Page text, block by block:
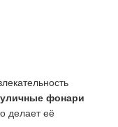
уличные фонари
делает её